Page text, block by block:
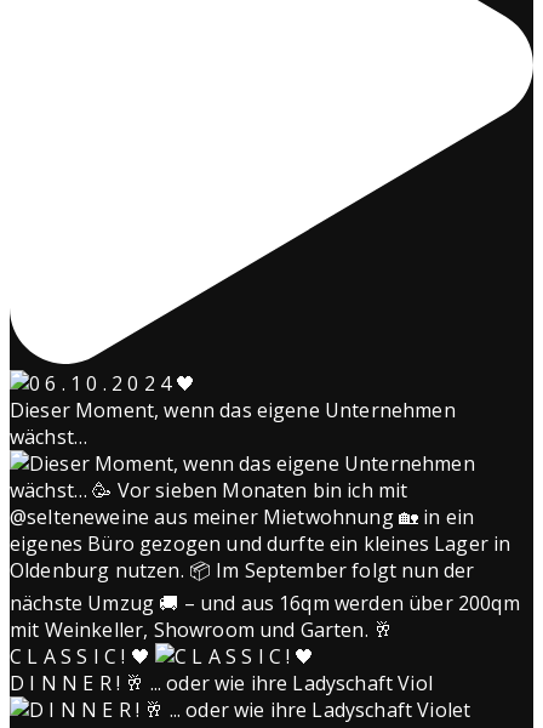
Dieser Moment, wenn das eigene Unternehmen
wächst…
C L A S S I C ! 🖤
D I N N E R ! 🥂 ... oder wie ihre Ladyschaft Viol